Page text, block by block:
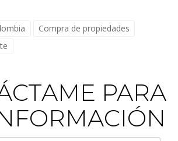
Brasil
Compra de propiedades
PARA